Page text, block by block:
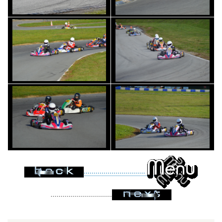
...............................
...............................